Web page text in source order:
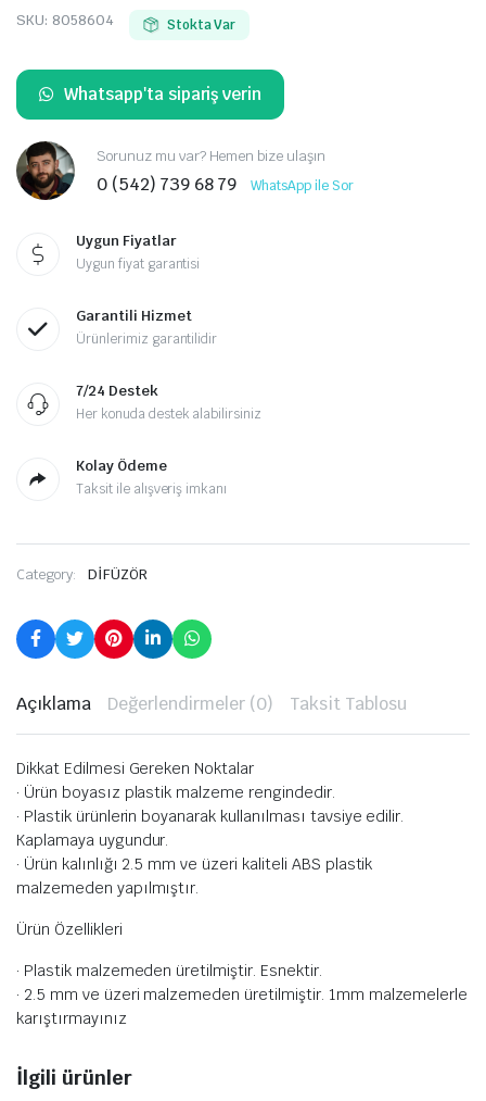
SKU: 8058604 Stokta Var
Whatsapp'ta sipariş verin
Sorunuz mu var? Hemen bize ulaşın
0 (542) 739 68 79 WhatsApp ile Sor
Uygun Fiyatlar
Uygun fiyat garantisi
Garantili Hizmet
Ürünlerimiz garantilidir
7/24 Destek
Her konuda destek alabilirsiniz
Kolay Ödeme
Taksit ile alışveriş imkanı
Category: DİFÜZÖR
Açıklama Değerlendirmeler (0) Taksit Tablosu
Dikkat Edilmesi Gereken Noktalar
· Ürün boyasız plastik malzeme rengindedir.
· Plastik ürünlerin boyanarak kullanılması tavsiye edilir.
Kaplamaya uygundur.
· Ürün kalınlığı 2.5 mm ve üzeri kaliteli ABS plastik
malzemeden yapılmıştır.
Ürün Özellikleri
· Plastik malzemeden üretilmiştir. Esnektir.
· 2.5 mm ve üzeri malzemeden üretilmiştir. 1mm malzemelerle
karıştırmayınız
İlgili ürünler